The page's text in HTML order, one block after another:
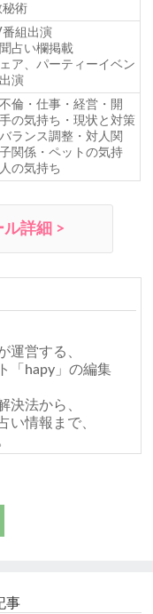
秘術
組出演
占い欄掲載
ア、パーティーイベン
演
倫・仕事・経営・開
の気持ち・現状と対策
バランス調整・対人関
関係・ペットの気持
の気持ち
詳細 >
運営する、
「hapy」の編集
決法から、
い情報まで、
事